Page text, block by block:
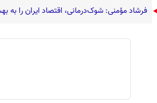
فرشاد مؤمنی: شوک‌درمانی، اقتصاد ایران را به